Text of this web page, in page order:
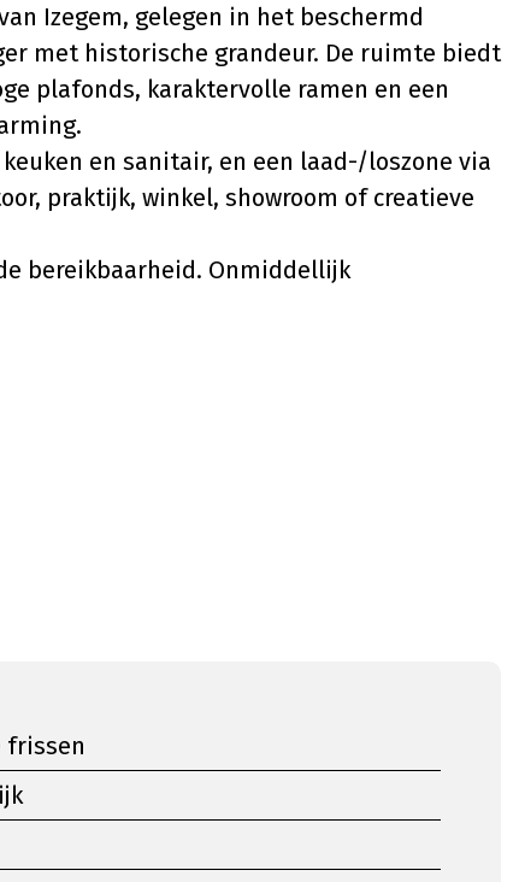
Izegem, gelegen in het beschermd
met historische grandeur. De ruimte biedt
plafonds, karaktervolle ramen en een
en sanitair, en een laad-/loszone via
praktijk, winkel, showroom of creatieve
bereikbaarheid. Onmiddellijk
frissen